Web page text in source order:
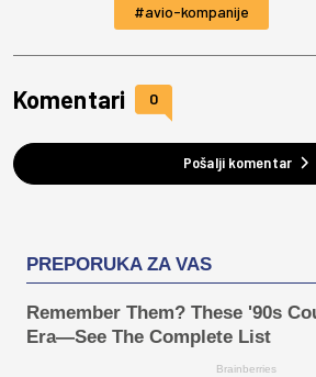
avio-kompanije
Komentari 0
Pošalji komentar
PREPORUKA ZA VAS
Remember Them? These '90s
Era—See The Complete List
Brainberries